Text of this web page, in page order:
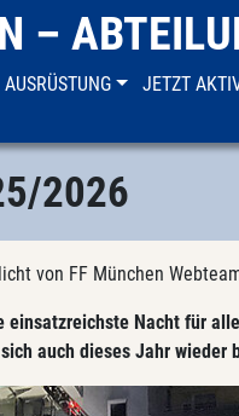
–
AUSRÜSTUNG JETZT
2026
von FF München
einsatzreichste Nacht für
auch dieses Jahr wieder